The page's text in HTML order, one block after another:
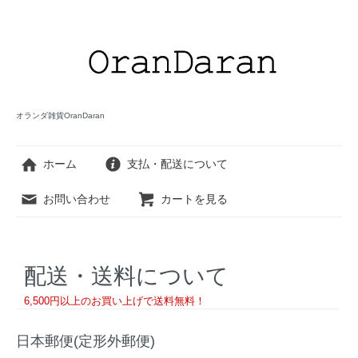
オランダ雑貨OranDaran
ホーム 支払・配送について
お問い合わせ カートを見る
配送・送料について
6,500円以上のお買い上げで送料無料！
日本郵便(定形外郵便)